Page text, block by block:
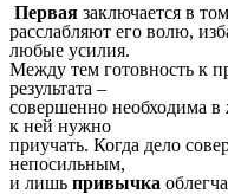
Первая заключается в
расслабляют его волю,
любые усилия.
Между тем готовность к
результата –
совершенно необходима в
к ней нужно
приучать. Когда дело
непосильным,
и лишь привычка